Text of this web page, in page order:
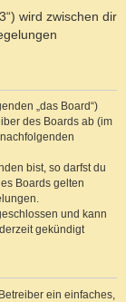
wird zwischen dir
„das Board“)
des Boards ab (im
bist, so darfst du
Boards gelten
und kann
gekündigt
ein einfaches,